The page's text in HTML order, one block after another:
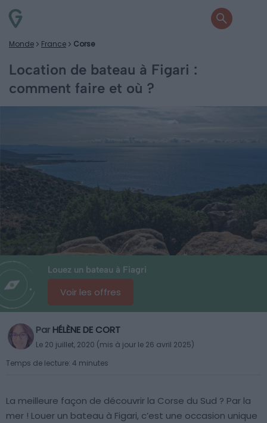
Monde France Corse
Location de bateau à Figari :
comment faire et où ?
Louez un bateau à Fiagri
Voir les offres
Par HÉLÈNE DE CORT
Le 20 juillet, 2020 (mis à jour le 26 avril 2025)
Temps de lecture: 4 minutes
La meilleure façon de découvrir la Corse du Sud ? Par la
mer ! Louer un bateau à Figari, c’est une occasion unique